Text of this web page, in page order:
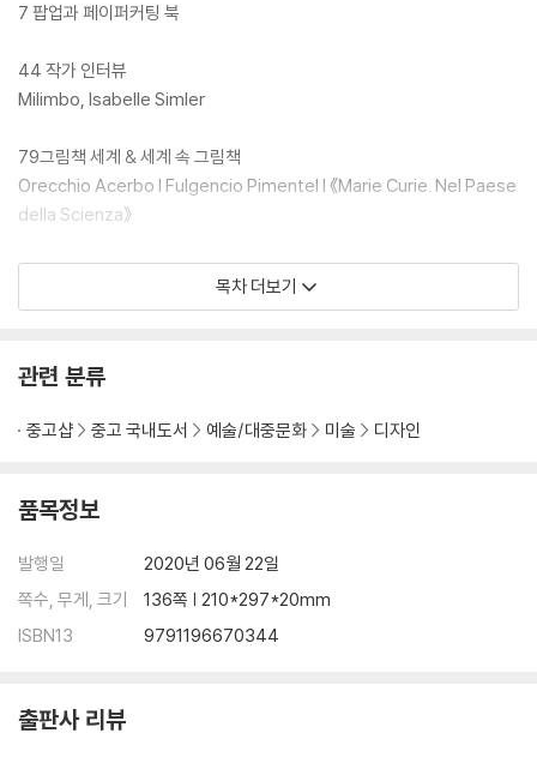
7 팝업과 페이퍼커팅 북
44 작가 인터뷰
Milimbo, Isabelle Simler
79그림책 세계 & 세계 속 그림책
Orecchio Acerbo I Fulgencio Pimentel I 《Marie Curie. Nel Paese
della Scienza》
113작가 라이브러리
목차 더보기
관련 분류
중고샵 중고 국내도서 예술/대중문화 미술 디자인
품목정보
발행일
2020년 06월 22일
쪽수, 무게, 크기
136쪽 | 210*297*20mm
ISBN13
9791196670344
출판사 리뷰